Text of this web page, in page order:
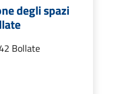
degli spazi
Bollate